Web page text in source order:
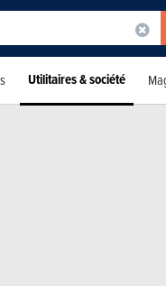
Utilitaires & société